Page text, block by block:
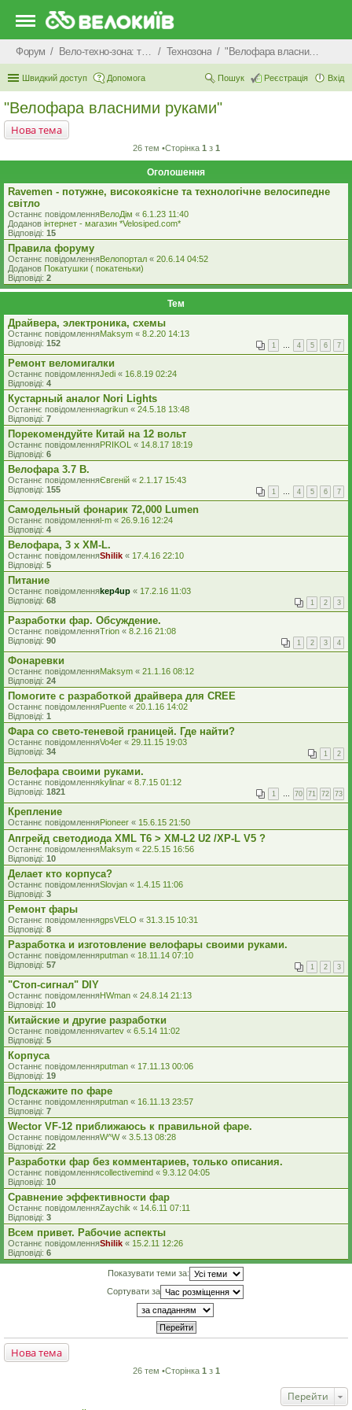
Форум Вело-техно-зона: технічні питання та консультації Технозона "Велофара власними руками"
Швидкий доступ Допомога Вхід
Реєстрація
Пошук
"Велофара власними руками"
Нова тема
26 тем •Сторінка 1 з 1
Оголошення
Ravemen - потужне, високоякісне та технологічне велосипедне
світло
Останнє повідомленняВелоДім « 6.1.23 11:40
Доданов iнтернет - магазин *Velosiped.com*
Відповіді: 15
Правила форуму
Останнє повідомленняВелопортал « 20.6.14 04:52
Доданов Покатушки ( покатеньки)
Відповіді: 2
Тем
Драйвера, электроника, схемы
Останнє повідомленняMaksym « 8.2.20 14:13
Відповіді: 152 1 … 4 5 6 7
Ремонт веломигалки
Останнє повідомленняJedi « 16.8.19 02:24
Відповіді: 4
Кустарный аналог Nori Lights
Останнє повідомленняagrikun « 24.5.18 13:48
Відповіді: 7
Порекомендуйте Китай на 12 вольт
Останнє повідомленняPRIKOL « 14.8.17 18:19
Відповіді: 6
Велофара 3.7 В.
Останнє повідомленняЄвгеній « 2.1.17 15:43
Відповіді: 155 1 … 4 5 6 7
Самодельный фонарик 72,000 Lumen
Останнє повідомленняl-m « 26.9.16 12:24
Відповіді: 4
Велофара, 3 х XM-L.
Останнє повідомленняShilik « 17.4.16 22:10
Відповіді: 5
Питание
Останнє повідомленняkep4up « 17.2.16 11:03
Відповіді: 68 1 2 3
Разработки фар. Обсуждение.
Останнє повідомленняTrion « 8.2.16 21:08
Відповіді: 90 1 2 3 4
Фонаревки
Останнє повідомленняMaksym « 21.1.16 08:12
Відповіді: 24
Помогите с разработкой драйвера для CREE
Останнє повідомленняPuente « 20.1.16 14:02
Відповіді: 1
Фара со свето-теневой границей. Где найти?
Останнє повідомленняVo4er « 29.11.15 19:03
Відповіді: 34 1 2
Велофара своими руками.
Останнє повідомленняkylinar « 8.7.15 01:12
Відповіді: 1821 1 … 70 71 72 73
Крепление
Останнє повідомленняPioneer « 15.6.15 21:50
Апгрейд светодиода XML T6 > XM-L2 U2 /XP-L V5 ?
Останнє повідомленняMaksym « 22.5.15 16:56
Відповіді: 10
Делает кто корпуса?
Останнє повідомленняSlovjan « 1.4.15 11:06
Відповіді: 3
Ремонт фары
Останнє повідомленняgpsVELO « 31.3.15 10:31
Відповіді: 8
Разработка и изготовление велофары своими руками.
Останнє повідомленняputman « 18.11.14 07:10
Відповіді: 57 1 2 3
"Стоп-сигнал" DIY
Останнє повідомленняHWman « 24.8.14 21:13
Відповіді: 10
Китайские и другие разработки
Останнє повідомленняvartev « 6.5.14 11:02
Відповіді: 5
Корпуса
Останнє повідомленняputman « 17.11.13 00:06
Відповіді: 19
Подскажите по фаре
Останнє повідомленняputman « 16.11.13 23:57
Відповіді: 7
Wector VF-12 приближаюсь к правильной фаре.
Останнє повідомленняW^W« 3.5.13 08:28
Відповіді: 22
Разработки фар без комментариев, только описания.
Останнє повідомленняcollectivemind « 9.3.12 04:05
Відповіді: 10
Сравнение эффективности фар
Останнє повідомленняZaychik « 14.6.11 07:11
Відповіді: 3
Всем привет. Рабочие аспекты
Останнє повідомленняShilik « 15.2.11 12:26
Відповіді: 6
Показувати теми за:
Сортувати за
Нова тема
26 тем •Сторінка 1 з 1
Перейти